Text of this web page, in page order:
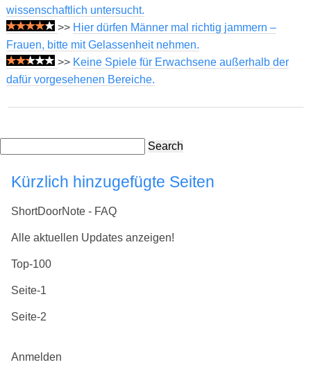
wissenschaftlich untersucht.
>> Hier dürfen Männer mal richtig jammern –
Frauen, bitte mit Gelassenheit nehmen.
>> Keine Spiele für Erwachsene außerhalb der
dafür vorgesehenen Bereiche.
Search
Kürzlich hinzugefügte Seiten
ShortDoorNote - FAQ
Alle aktuellen Updates anzeigen!
Top-100
Seite-1
Seite-2
Anmelden